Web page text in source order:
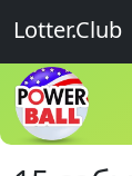
Lotter.Club